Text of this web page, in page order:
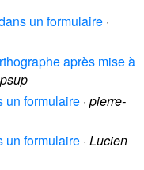
un formulaire ·
après mise à
un formulaire · pierre-
un formulaire · Lucien